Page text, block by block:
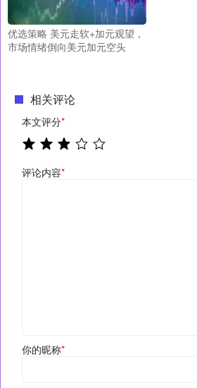
优选策略 美元走软+加元观望，
市场情绪倒向美元加元空头
相关评论
本文评分*
评论内容*
你的昵称*